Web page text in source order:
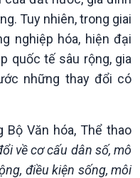
thế giới
đề quốc tế
sơ sự kiện quốc tế
Tuy nhiên, trong giai
nghiệp hóa, hiện đại
quốc tế sâu rộng, gia
những thay đổi có
Bộ Văn hóa, Thể thao
về cơ cấu dân số, mô
điều kiện sống, môi